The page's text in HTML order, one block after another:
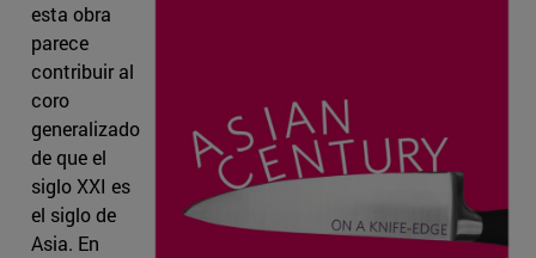
esta obra
parece
contribuir al
coro
generalizado
de que el
siglo XXI es
el siglo de
Asia. En